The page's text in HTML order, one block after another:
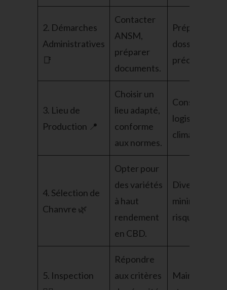
2. Démarches
Administratives
📑
Contacter
ANSM,
préparer
documents.
Préparez un
dossier
précis.
3. Lieu de
Production 📍
Choisir un
lieu adapté,
conforme
aux normes.
Considérez
logistique et
climat.
4. Sélection de
Chanvre 🌿
Opter pour
des variétés
à haut
rendement
en CBD.
Diversifiez
minimiser les
risques.
5. Inspection
Répondre
aux critères
Maintenez